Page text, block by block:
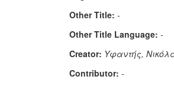
Other Title: -
Other Title Language: -
Creator: Υφαντής,
Contributor: -